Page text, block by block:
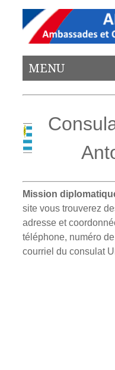
MENU
Mission
site vous trouverez
adresse et
téléphone, numéro
courriel du consulat